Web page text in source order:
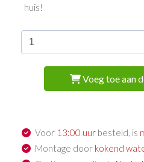
huis!
Voeg toe aan
Voor 13:00 uur besteld, is
Montage door kokend